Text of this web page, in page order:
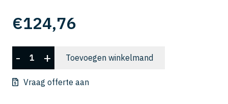
€124,76
HFTNB
3040-
400-
- + Toevoegen winkelmand
Vraag offerte aan